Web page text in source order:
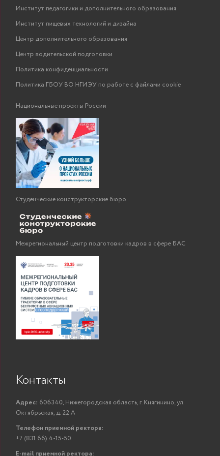
Институт педагогики и дополнительного образования
Институт пищевых технологий и дизайна
Центр дополнительного образования
Центр водительской подготовки
Политика конфиденциальности
Политика ГБОУ ВО НГИЭУ по работе с файлами cookie
Национальные проекты России
Студенческие конструкторские бюро
Межрегиональный центр подготовки кадров в сфере БАС
Контакты
Адрес: 606340, Нижегородская область, г. Княгинино, ул.
Октябрьская, д. 22 А
Телефон приемной ректора:
+7 (831 66) 4-15-50
E-mail приемной ректора: